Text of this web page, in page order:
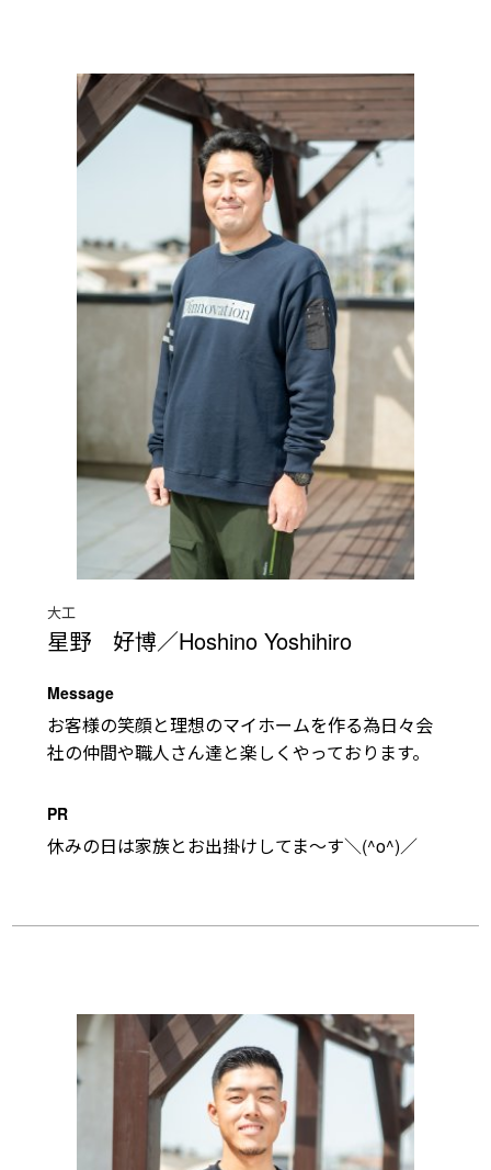
大工
星野 好博／Hoshino Yoshihiro
Message
お客様の笑顔と理想のマイホームを作る為日々会
社の仲間や職人さん達と楽しくやっております。
PR
休みの日は家族とお出掛けしてま～す＼(^o^)／